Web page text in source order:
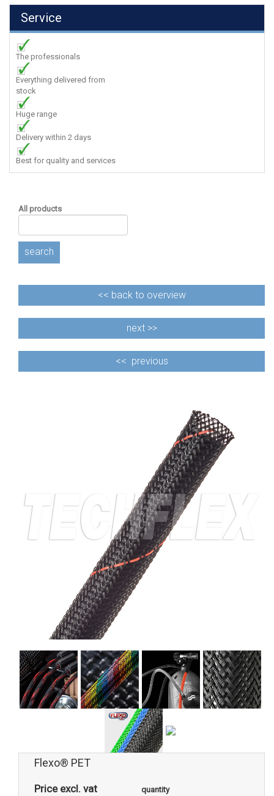
Service
The professionals
Everything delivered from
stock
Huge range
Delivery within 2 days
Best for quality and services
All products
search
<< back to overview
next >>
<< previous
Flexo® PET
Price excl. vat quantity